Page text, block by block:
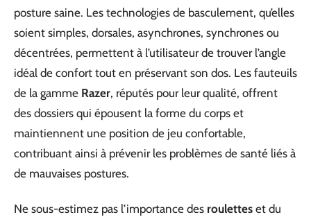
posture saine. Les technologies de basculement, qu’elles
soient simples, dorsales, asynchrones, synchrones ou
décentrées, permettent à l’utilisateur de trouver l’angle
idéal de confort tout en préservant son dos. Les fauteuils
de la gamme Razer, réputés pour leur qualité, offrent
des dossiers qui épousent la forme du corps et
maintiennent une position de jeu confortable,
contribuant ainsi à prévenir les problèmes de santé liés à
de mauvaises postures.
Ne sous-estimez pas l’importance des roulettes et du